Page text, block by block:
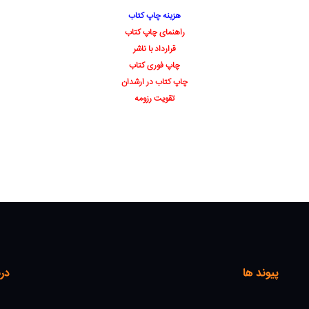
هزینه چاپ کتاب
راهنمای چاپ کتاب
قرارداد با ناشر
چاپ فوری کتاب
چاپ کتاب در ارشدان
تقویت رزومه
پیوند ها